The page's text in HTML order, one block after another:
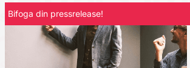
Bifoga din pressrelease!